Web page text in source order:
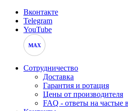
Вконтакте
Telegram
YouTube
MAX
Сотрудничество
Доставка
Гарантия и ротация
Цены от производителя
FAQ - ответы на частые